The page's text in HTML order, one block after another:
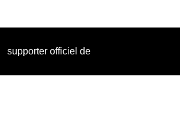
supporter officiel de